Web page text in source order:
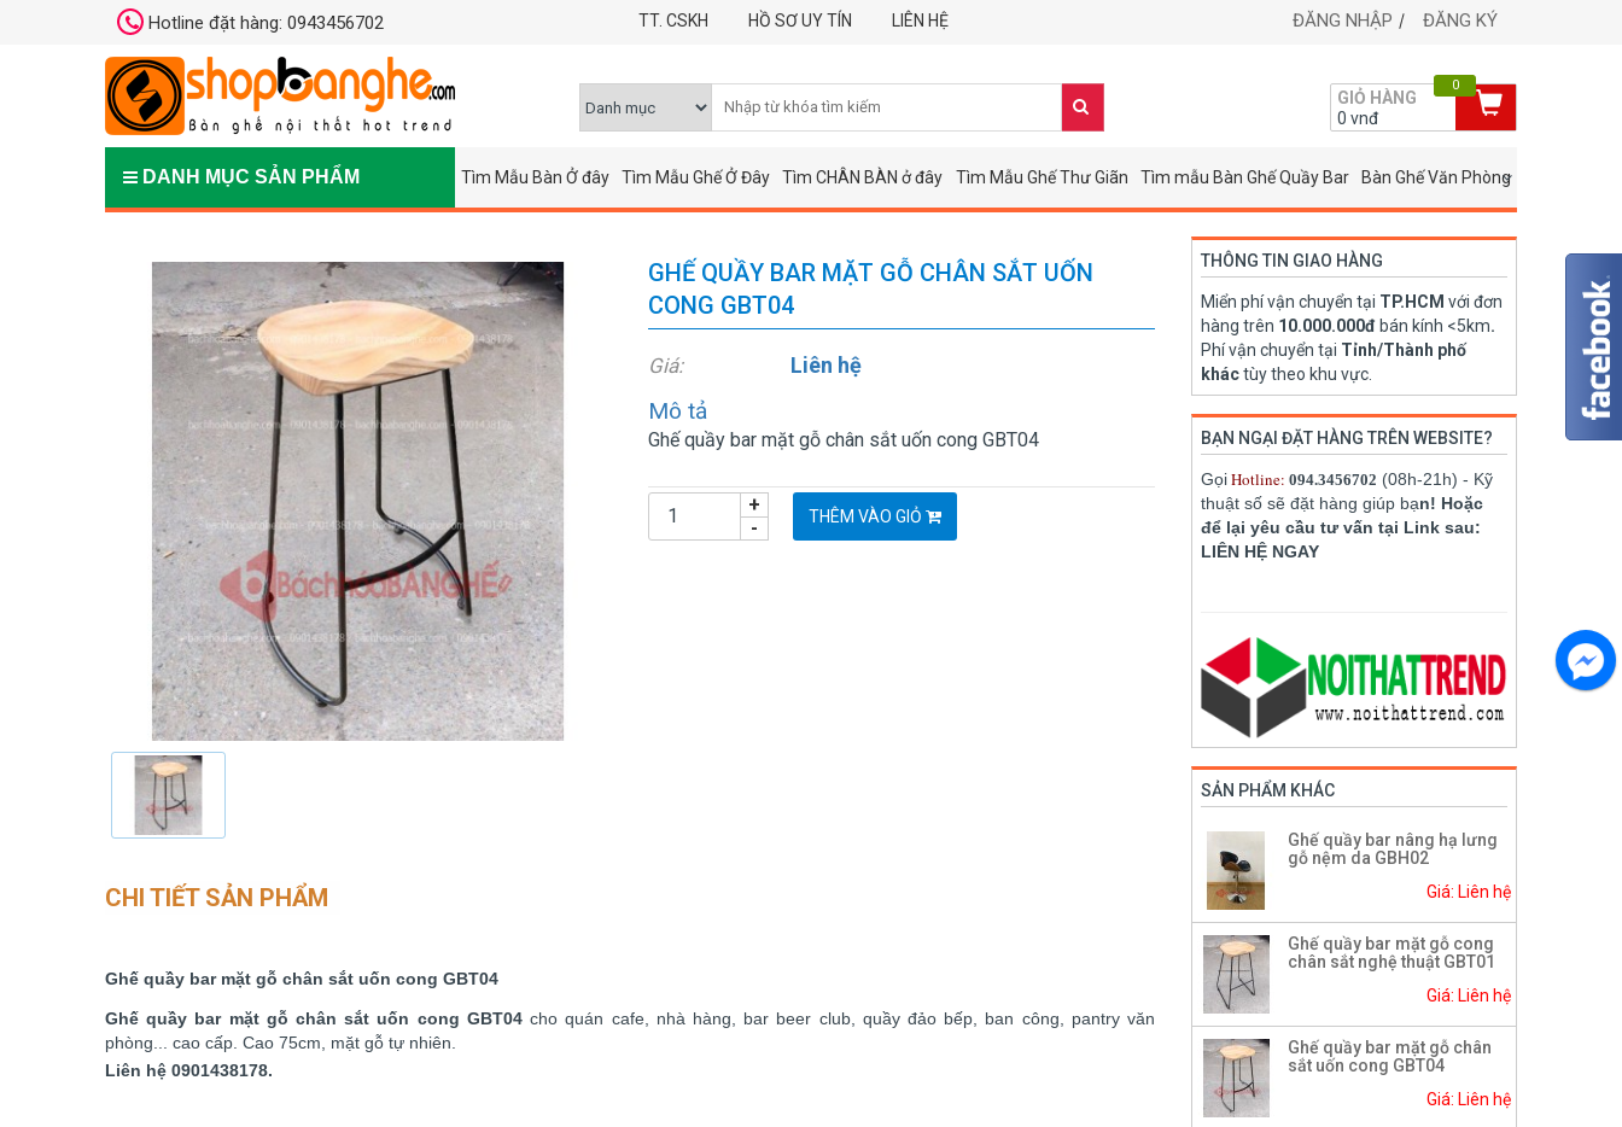
Hotline đặt hàng: 0943456702 TT. CSKH HỒ SƠ UY TÍN LIÊN HỆ ĐĂNG NHẬP ĐĂNG KÝ
GIỎ HÀNG
0 vnđ
0
DANH MỤC SẢN PHẨM Tìm Mẫu Bàn Ở đây Tìm Mẫu Ghế Ở Đây Tìm CHÂN BÀN ở đây Tìm Mẫu Ghế Thư Giãn Tìm mẫu Bàn Ghế Quầy Bar Bàn Ghế Văn Phòng
GHẾ QUẦY BAR MẶT GỖ CHÂN SẮT UỐN
CONG GBT04
Giá: Liên hệ
Mô tả
Ghế quầy bar mặt gỗ chân sắt uốn cong GBT04
-
+ THÊM VÀO GIỎ
CHI TIẾT SẢN PHẨM
Ghế quầy bar mặt gỗ chân sắt uốn cong GBT04
Ghế quầy bar mặt gỗ chân sắt uốn cong GBT04cho quán cafe, nhà hàng, bar beer club, quầy đảo bếp, ban công, pantry văn
phòng... cao cấp. Cao 75cm, mặt gỗ tự nhiên.
Liên hệ 0901438178.
THÔNG TIN GIAO HÀNG
Miển phí vận chuyển tại TP.HCM với đơn
hàng trên 10.000.000đ bán kính <5km.
Phí vận chuyển tại Tỉnh/Thành phố
kháctùy theo khu vực.
BẠN NGẠI ĐẶT HÀNG TRÊN WEBSITE?
GọiHotline: 094.3456702 (08h-21h) - Kỹ
thuật số sẽ đặt hàng giúp bạn! Hoặc
để lại yêu cầu tư vấn tại Link sau:
LIÊN HỆ NGAY
SẢN PHẨM KHÁC
Ghế quầy bar nâng hạ lưng
gỗ nệm da GBH02
Giá: Liên hệ
Ghế quầy bar mặt gỗ cong
chân sắt nghệ thuật GBT01
Giá: Liên hệ
Ghế quầy bar mặt gỗ chân
sắt uốn cong GBT04
Giá: Liên hệ